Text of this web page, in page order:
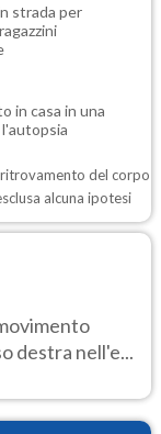
strada per
in casa in una
del corpo
alcuna ipotesi
destra nell'e...